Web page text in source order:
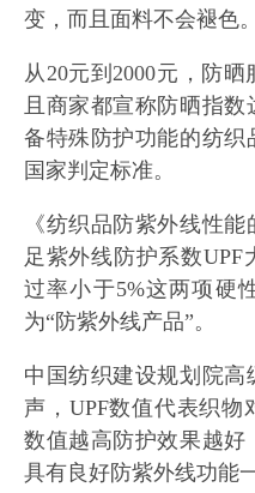
变，而且面料不会褪色。
从20元到2000元，防
且商家都宣称防晒指
备特殊防护功能的纺织
国家判定标准。
《纺织品防紫外线性
足紫外线防护系数UPF
过率小于5%这两项硬
为“防紫外线产品”。
中国纺织建设规划院高
声，UPF数值代表织物
数值越高防护效果越
具有良好防紫外线功能